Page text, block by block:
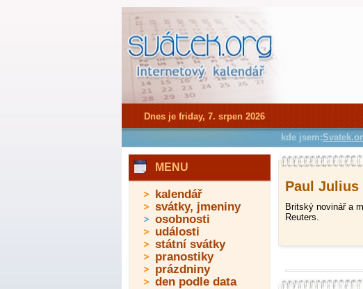
Paul Julius
Britský novinář a
Reuters.
MENU
kalendář
svátky, jmeniny
osobnosti
události
státní svátky
pranostiky
prázdniny
den podle data
Dnes je friday, 7. srpen 2026
kde jsem: